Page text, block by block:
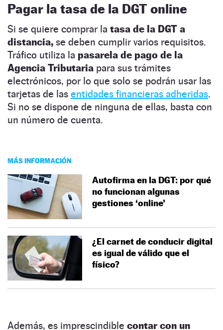
Pagar la tasa de la DGT online
Si se quiere comprar la tasa de la DGT a
distancia, se deben cumplir varios requisitos.
Tráfico utiliza la pasarela de pago de la
Agencia Tributaria para sus trámites
electrónicos, por lo que solo se podrán usar las
tarjetas de las entidades financieras adheridas.
Si no se dispone de ninguna de ellas, basta con
un número de cuenta.
MÁS INFORMACIÓN
Autofirma en la DGT: por qué
no funcionan algunas
gestiones ‘online’
¿El carnet de conducir digital
es igual de válido que el
físico?
Además, es imprescindible contar con un